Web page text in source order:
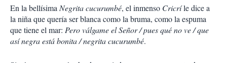
En la bellísima Negrita cucurumbé, el inmenso Cricríle dice a
la niña que quería ser blanca como la bruma, como la espuma
que tiene el mar: Pero válgame el Señor / pues qué no ve / que
así negra está bonita / negrita cucurumbé.